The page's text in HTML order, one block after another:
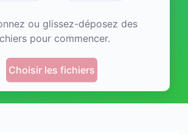
ou glissez-déposez des
pour commencer.
Choisir les fichiers